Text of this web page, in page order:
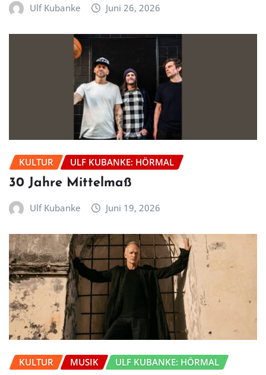
Ulf Kubanke Juni 26, 2026
KULTUR ULF KUBANKE: HÖRMAL
30 Jahre Mittelmaß
Ulf Kubanke Juni 19, 2026
KULTUR MUSIK ULF KUBANKE: HÖRMAL